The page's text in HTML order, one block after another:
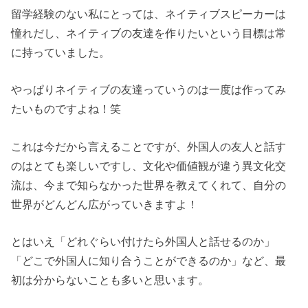
留学経験のない私にとっては、ネイティブスピーカーは
憧れだし、ネイティブの友達を作りたいという目標は常
に持っていました。
やっぱりネイティブの友達っていうのは一度は作ってみ
たいものですよね！笑
これは今だから言えることですが、外国人の友人と話す
のはとても楽しいですし、文化や価値観が違う異文化交
流は、今まで知らなかった世界を教えてくれて、自分の
世界がどんどん広がっていきますよ！
とはいえ「どれぐらい付けたら外国人と話せるのか」
「どこで外国人に知り合うことができるのか」など、最
初は分からないことも多いと思います。